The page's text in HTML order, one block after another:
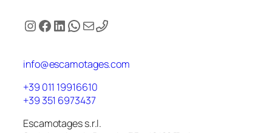
Instagram
Facebook
LinkedIn
WhatsApp
Email
info@escamotages.com
+39 011 19916610
+39 351 6973437
Escamotages s.r.l.